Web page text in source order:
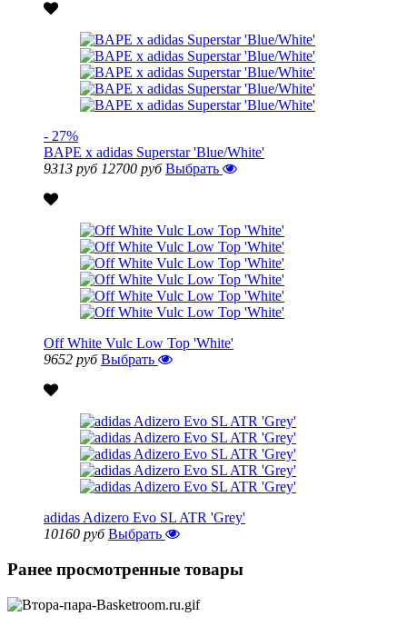
- 27%
BAPE x adidas Superstar 'Blue/White'
9313 руб 12700 руб Выбрать
Off White Vulc Low Top 'White'
9652 руб Выбрать
adidas Adizero Evo SL ATR 'Grey'
10160 руб Выбрать
Ранее просмотренные товары